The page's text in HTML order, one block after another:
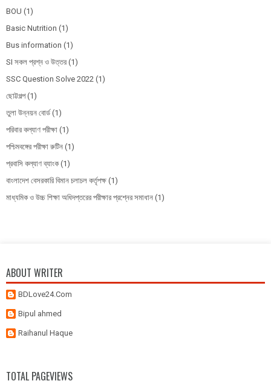
BOU (1)
Basic Nutrition (1)
Bus information (1)
SI সকল প্রশ্ন ও উত্তর (1)
SSC Question Solve 2022 (1)
ছোট্টগল্প (1)
তুলা উন্নয়ন বোর্ড (1)
পরিবার কল্যাণ পরীক্ষা (1)
পশ্চিমবঙ্গের পরীক্ষা রুটিন (1)
প্রবাসি কল্যাণ ব্যাংক (1)
বাংলাদেশ বেসরকারি বিমান চলাচল কর্তৃপক্ষ (1)
মাধ্যমিক ও উচ্চ শিক্ষা অধিদপ্তরের পরীক্ষার প্রশ্নের সমাধান (1)
ABOUT WRITER
BDLove24.Com
Bipul ahmed
Raihanul Haque
TOTAL PAGEVIEWS